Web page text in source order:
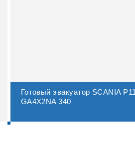
Готовый эвакуатор SCANIA
GA4X2NA 340